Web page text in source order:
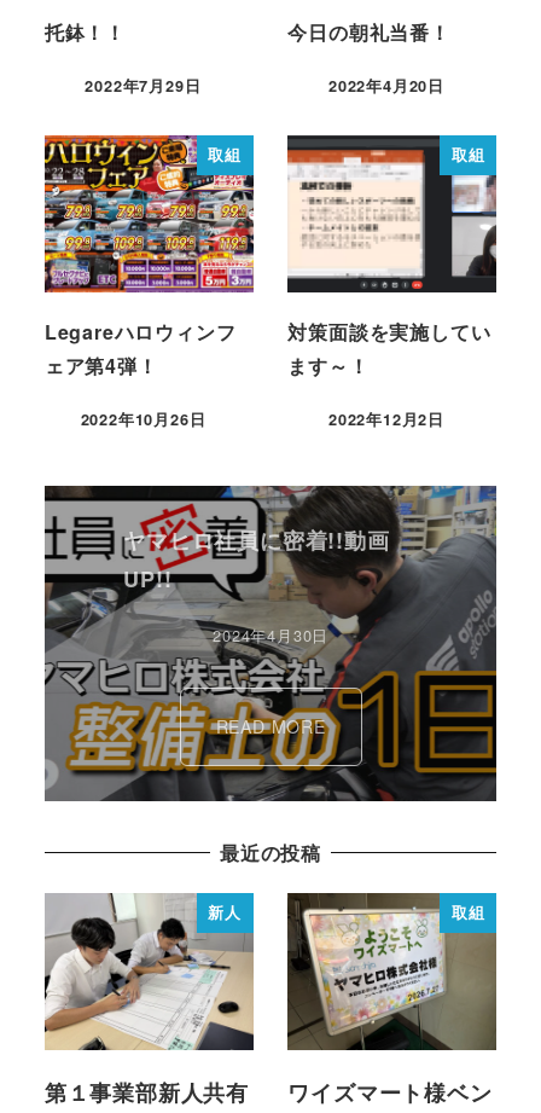
托鉢！！
2022年7月29日
今日の朝礼当番！
2022年4月20日
取組
Legareハロウィンフ
ェア第4弾！
2022年10月26日
取組
対策面談を実施してい
ます～！
2022年12月2日
ヤマヒロ社員に密着!!動画
UP!!
2024年4月30日
READ MORE
最近の投稿
新人
第１事業部新人共有
取組
ワイズマート様ベン